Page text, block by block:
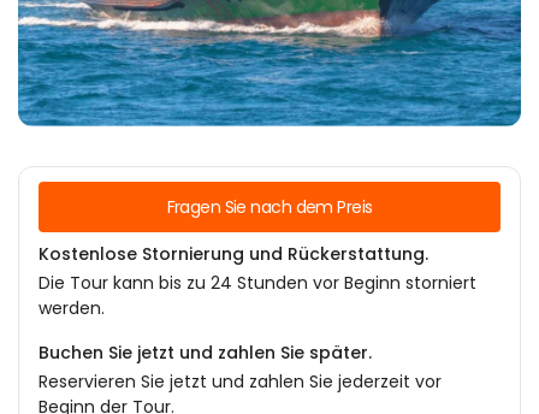
Fragen Sie nach dem Preis
Kostenlose Stornierung und Rückerstattung.
Die Tour kann bis zu 24 Stunden vor Beginn storniert
werden.
Buchen Sie jetzt und zahlen Sie später.
Reservieren Sie jetzt und zahlen Sie jederzeit vor
Beginn der Tour.